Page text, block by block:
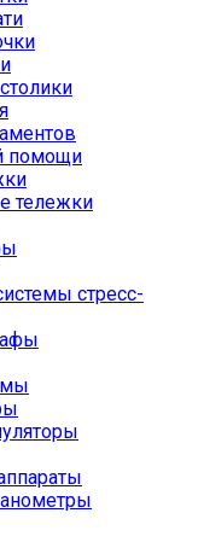
помощи
тележки
стресс-